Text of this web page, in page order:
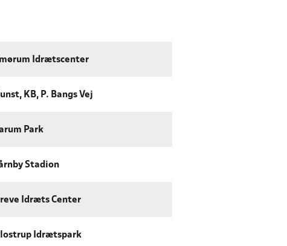
Idrætscenter
KB, P. Bangs Vej
Park
Stadion
Idræts Center
Idrætspark